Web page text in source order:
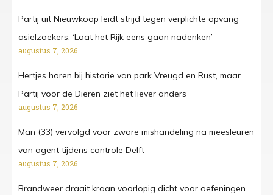
Partij uit Nieuwkoop leidt strijd tegen verplichte opvang
asielzoekers: ‘Laat het Rijk eens gaan nadenken’
augustus 7, 2026
Hertjes horen bij historie van park Vreugd en Rust, maar
Partij voor de Dieren ziet het liever anders
augustus 7, 2026
Man (33) vervolgd voor zware mishandeling na meesleuren
van agent tijdens controle Delft
augustus 7, 2026
Brandweer draait kraan voorlopig dicht voor oefeningen